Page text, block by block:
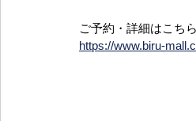
ご予約・詳細はこちら
https://www.biru-